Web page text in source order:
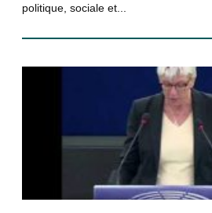
politique, sociale et...